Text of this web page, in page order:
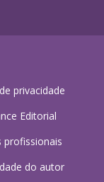
privacidade
Editorial
profissionais
do autor